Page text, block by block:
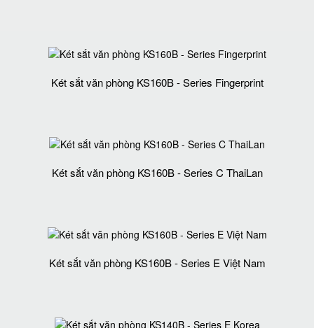
Két sắt văn phòng KS160B - Series Fingerprint
Két sắt văn phòng KS160B - Series C ThaiLan
Két sắt văn phòng KS160B - Series E Việt Nam